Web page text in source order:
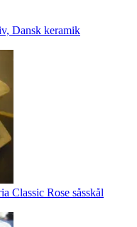
Dansk keramik
Classic Rose såsskål